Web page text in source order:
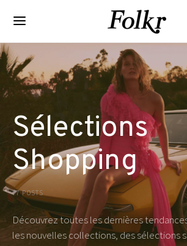
Sélections
Shopping
77 POSTS
Découvrez toutes les dernières
les nouvelles collections, des sélections